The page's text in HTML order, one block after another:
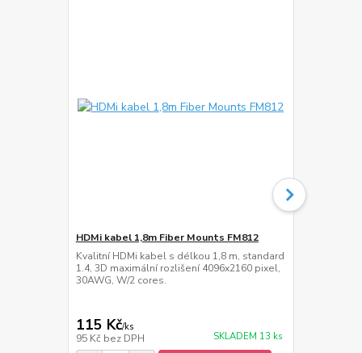
HDMi kabel 1,8m Fiber Mounts FM812
Kvalitní HDMi kabel s délkou 1,8 m, standard
1.4, 3D maximální rozlišení 4096x2160 pixel,
30AWG, W/2 cores.
115 Kč/ks
95 Kč bez DPH SKLADEM 13 ks